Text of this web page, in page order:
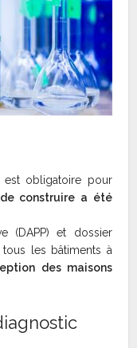
est obligatoire pour
construire a été
(DAPP) et dossier
tous les bâtiments à
des maisons